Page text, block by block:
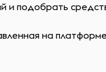
и подобрать
на